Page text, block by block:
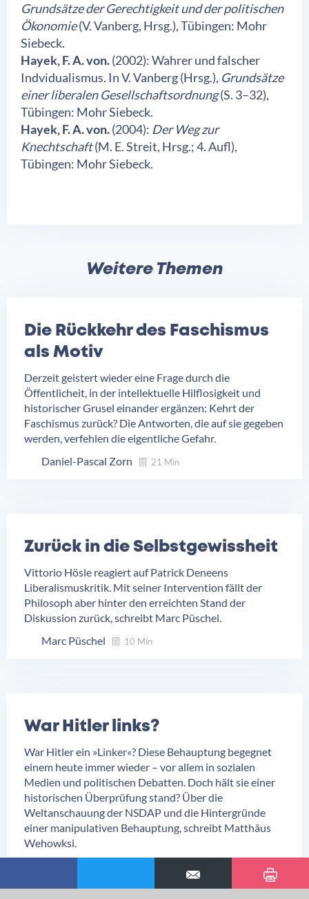
Grundsätze der Gerechtigkeit und der politischen
Ökonomie(V. Vanberg, Hrsg.), Tübingen: Mohr
Siebeck.
Hayek, F. A. von.(2002): Wahrer und falscher
Indvidualismus. In V. Vanberg (Hrsg.), Grundsätze
einer liberalen Gesellschaftsordnung(S. 3–32),
Tübingen: Mohr Siebeck.
Hayek, F. A. von.(2004): Der Weg zur
Knechtschaft(M. E. Streit, Hrsg.; 4. Aufl),
Tübingen: Mohr Siebeck.
Weitere Themen
Die Rückkehr des Faschismus
als Motiv
Derzeit geistert wieder eine Frage durch die
Öffentlicheit, in der intellektuelle Hilflosigkeit und
historischer Grusel einander ergänzen: Kehrt der
Faschismus zurück? Die Antworten, die auf sie gegeben
werden, verfehlen die eigentliche Gefahr.
Daniel-Pascal Zorn
21 Min
Zurück in die Selbstgewissheit
Vittorio Hösle reagiert auf Patrick Deneens
Liberalismuskritik. Mit seiner Intervention fällt der
Philosoph aber hinter den erreichten Stand der
Diskussion zurück, schreibt Marc Püschel.
Marc Püschel
10 Min
War Hitler links?
War Hitler ein »Linker«? Diese Behauptung begegnet
einem heute immer wieder – vor allem in sozialen
Medien und politischen Debatten. Doch hält sie einer
historischen Überprüfung stand? Über die
Weltanschauung der NSDAP und die Hintergründe
einer manipulativen Behauptung, schreibt Matthäus
Wehowksi.